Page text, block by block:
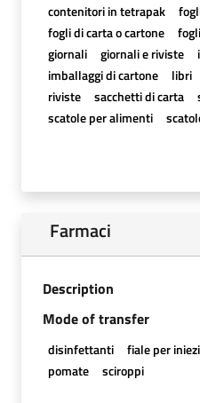
contenitori in tetrapak
fogli di carta o cartone
giornali
giornali e riviste
imballaggi di cartone
libri
riviste
sacchetti di carta
scatole per alimenti
Farmaci
Description
Mode of transfer
disinfettanti fiale per
pomate
sciroppi